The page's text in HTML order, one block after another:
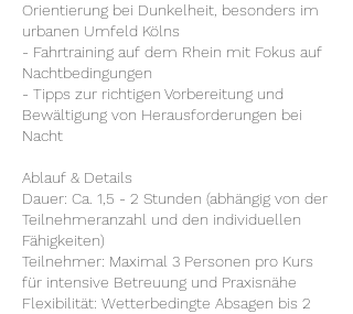
Orientierung bei Dunkelheit, besonders im
urbanen Umfeld Kölns
- Fahrtraining auf dem Rhein mit Fokus auf
Nachtbedingungen
- Tipps zur richtigen Vorbereitung und
Bewältigung von Herausforderungen bei
Nacht
Ablauf & Details
Dauer: Ca. 1,5 - 2 Stunden (abhängig von der
Teilnehmeranzahl und den individuellen
Fähigkeiten)
Teilnehmer: Maximal 3 Personen pro Kurs
für intensive Betreuung und Praxisnähe
Flexibilität: Wetterbedingte Absagen bis 2